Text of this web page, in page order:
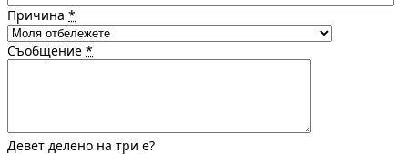
Причина *
Съобщение *
Девет делено на три е?